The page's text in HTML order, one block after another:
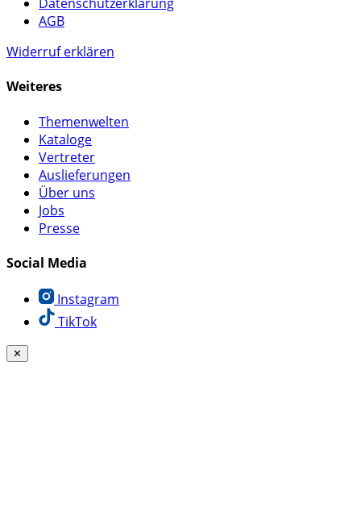
AGB
Widerruf erklären
Weiteres
Themenwelten
Kataloge
Vertreter
Auslieferungen
Über uns
Jobs
Presse
Social Media
Instagram
TikTok
✕